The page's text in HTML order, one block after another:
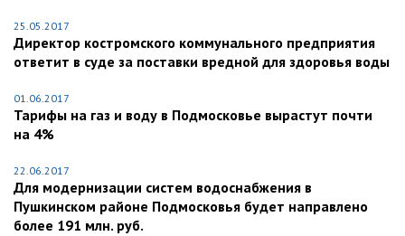
25.05.2017
Директор костромского коммунального предприятия
ответит в суде за поставки вредной для здоровья воды
01.06.2017
Тарифы на газ и воду в Подмосковье вырастут почти
на 4%
22.06.2017
Для модернизации систем водоснабжения в
Пушкинском районе Подмосковья будет направлено
более 191 млн. руб.